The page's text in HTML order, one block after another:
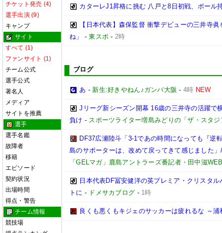
チケット発売 (4)
選手出演 (9)
キャンプ
サイト
すべて (1)
ファンサイト (1)
チーム公式
選手公式
著名人
メディア
サイトを推薦
選手
選手名鑑
故障者
移籍
エピソード
契約状況
出場時間
得点・警告
チーム情報
競技場
カターレJ1昇格に挑む 八戸と8日初戦、ボール
【日本代表】森保監督 衝撃デビューの三井寺
ね」
-東スポ - 2時
ブログ
あ - 新生:好きやねん♪ガンバ大阪 - 4時 NEW
Jリーグ新シーズン開幕 16歳の三井寺の活躍で
負け - スポーツライター増島みどりの「ザ・スタジ
DF37広瀬陸斗「3-1であの時間になっても『逆
島のサポーターは、改めて戻ってきて感じました
「GELマガ」鹿島アントラーズ番記者・田中滋
日本代表DF冨安健洋の英プレミア・クリスタ
トに - ドメサカブログ - 1時
良くも悪くもキジェのサッカーは疲れるな ～